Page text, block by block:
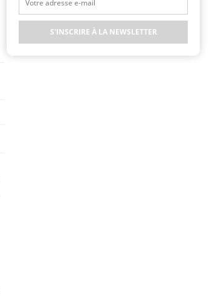
S'INSCRIRE À LA NEWSLETTER